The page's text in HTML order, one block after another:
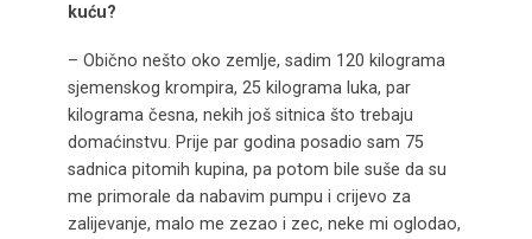
kuću?
– Obično nešto oko zemlje, sadim 120 kilograma
sjemenskog krompira, 25 kilograma luka, par
kilograma česna, nekih još sitnica što trebaju
domaćinstvu. Prije par godina posadio sam 75
sadnica pitomih kupina, pa potom bile suše da su
me primorale da nabavim pumpu i crijevo za
zalijevanje, malo me zezao i zec, neke mi oglodao,